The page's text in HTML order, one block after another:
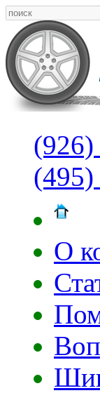
(926)
(495)
О